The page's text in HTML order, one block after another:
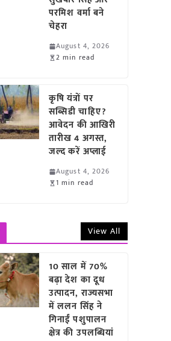
परमिश वर्मा बने
चेहरा
August 4, 2026
2 min read
कृषि यंत्रों पर
सब्सिडी चाहिए?
आवेदन की आखिरी
तारीख 4 अगस्त,
जल्द करें अप्लाई
August 4, 2026
1 min read
View All
10 साल में 70%
बढ़ा देश का दूध
उत्पादन, राज्यसभा
में ललन सिंह ने
गिनाईं पशुपालन
क्षेत्र की उपलब्धियां